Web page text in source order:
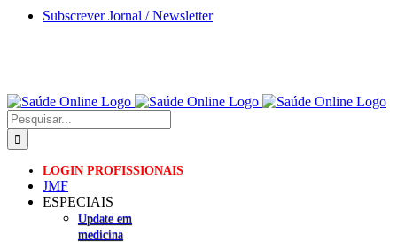
Skip
Subscrever Jornal / Newsletter
Pesquisar
LOGIN PROFISSIONAIS
JMF
ESPECIAIS
Update em
medicina